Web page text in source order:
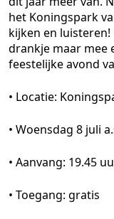
het Koningspark
kijken en luisteren!
drankje maar mee
feestelijke avond
• Locatie:
• Woensdag 8 juli
• Aanvang: 19.45
• Toegang: gratis